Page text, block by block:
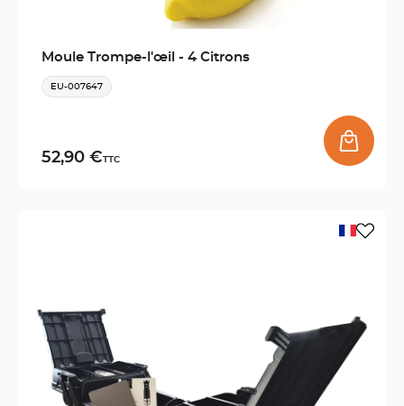
Moule Trompe-l'œil - 4 Citrons
EU-007647
52,90 €TTC